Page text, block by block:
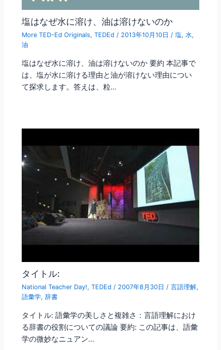
塩はなぜ水に溶け、油は溶けないのか
More TED-Ed Originals,TEDEd / 2013年10月10日/塩,水,
油
塩はなぜ水に溶け、油は溶けないのか 要約 本記事で
は、塩が水に溶ける理由と油が溶けない理由につい
て探求します。答えは、粒…
タイトル:
National Teacher Day!,TEDEd / 2007年8月30日/言語理解,
語彙学,辞書
タイトル: 語彙学の美しさと複雑さ：言語理解におけ
る辞書の役割についての議論 要約: この記事は、語彙
学の微妙なニュアン…